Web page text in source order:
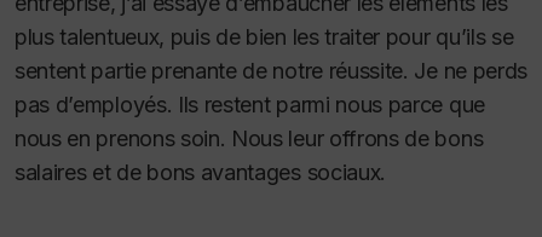
plus talentueux, puis de bien les traiter pour qu’ils se
sentent partie prenante de notre réussite. Je ne perds
pas d’employés. Ils restent parmi nous parce que
nous en prenons soin. Nous leur offrons de bons
salaires et de bons avantages sociaux.